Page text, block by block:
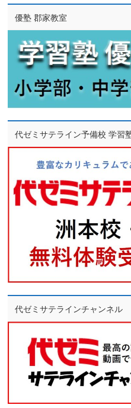
優塾 郡家教室
代ゼミサテライン予備校 学習
代ゼミサテラインチャンネル